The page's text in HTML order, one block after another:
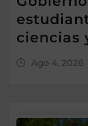
ciencias
Ago 4, 2026